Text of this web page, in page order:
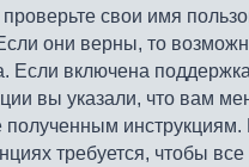
свои имя
они верны, то
Если включена
вы указали, что вам
полученным
требуется, чтобы